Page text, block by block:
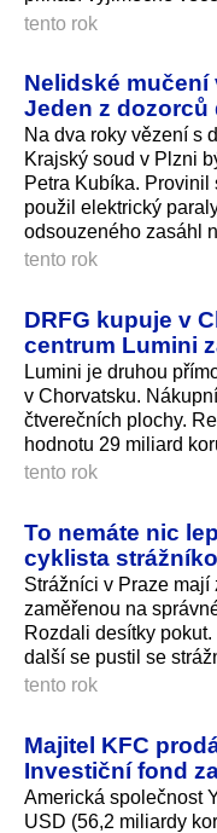
tento rok
Nelidské
Jeden z
Na dva roky vězení s
Krajský soud v Plzni
Petra Kubíka. Provinil
použil elektrický
odsouzeného zasáhl
tento rok
DRFG kupuje v
centrum Lumini
Lumini je druhou
v Chorvatsku.
čtverečních plochy.
hodnotu 29 miliard
tento rok
To nemáte nic
cyklista
Strážníci v Praze
zaměřenou na
Rozdali desítky pokut.
další se pustil se
tento rok
Majitel KFC
Investiční fond
Americká společnost
USD (56,2 miliardy